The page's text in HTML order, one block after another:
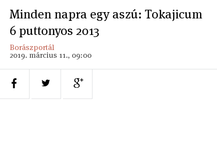
Minden napra egy aszú: Tokajicum
6 puttonyos 2013
Borászportál
2019. március 11., 09:00